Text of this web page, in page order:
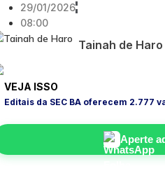
29/01/2026
08:00
Tainah de Haro
VEJA ISSO
Aperte